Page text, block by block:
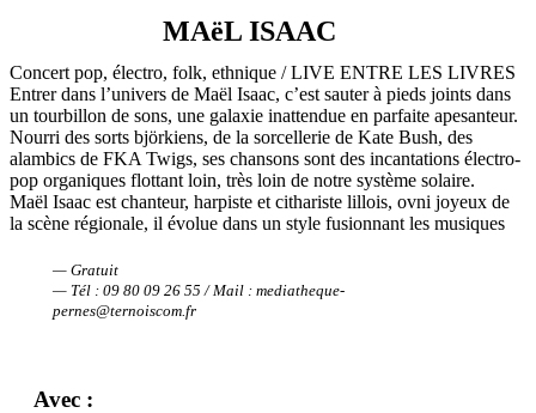
MAëL ISAAC
Concert pop, électro, folk, ethnique / LIVE ENTRE LES LIVRES
Entrer dans l’univers de Maël Isaac, c’est sauter à pieds joints dans
un tourbillon de sons, une galaxie inattendue en parfaite apesanteur.
Nourri des sorts björkiens, de la sorcellerie de Kate Bush, des
alambics de FKA Twigs, ses chansons sont des incantations électro-
pop organiques flottant loin, très loin de notre système solaire.
Maël Isaac est chanteur, harpiste et cithariste lillois, ovni joyeux de
la scène régionale, il évolue dans un style fusionnant les musiques
— Gratuit
— Tél : 09 80 09 26 55 / Mail : mediatheque-
pernes@ternoiscom.fr
Avec :